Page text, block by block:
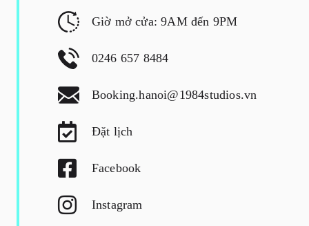
Giờ mở cửa: 9AM đến 9PM
0246 657 8484
Booking.hanoi@1984studios.vn
Đặt lịch
Facebook
Instagram